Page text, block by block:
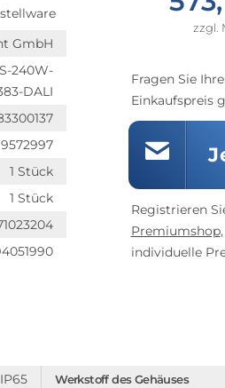
GmbH
240W-
DALI
9572997
1 Stück
1 Stück
zzgl.
Fragen Sie
Einkaufspreis
Registrieren
Premiumshop
individuelle
IP65 Werkstoff des Gehäuses